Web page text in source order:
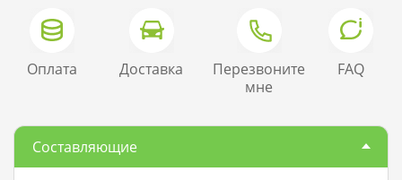
Составляющие
Оплата Доставка
Перезвоните
мне
FAQ